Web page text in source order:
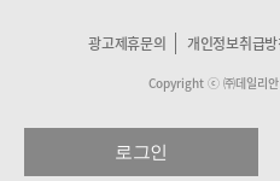
광고제휴문의 개인정보취급
Copyright ⓒ ㈜데일리
로그인